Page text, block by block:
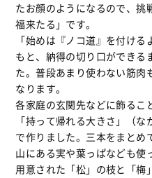
たお顔のようになるので、挑
福来たる」です。
「始めは『ノコ道』を付け
もと、納得の切り口ができる
た。普段あまり使わない筋肉
なります。
各家庭の玄関先などに飾るこ
「持って帰れる大きさ」（な
で作りました。三本をまとめ
山にある実や葉っぱなども使
用意された「松」の枝と「梅